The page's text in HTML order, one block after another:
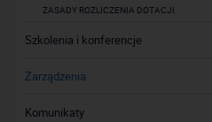
ZASADY ROZLICZENIA DOTACJI
Szkolenia i konferencje
Zarządzenia
Komunikaty